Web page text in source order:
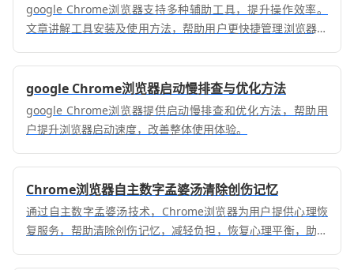
google Chrome浏览器支持多种辅助工具，提升操作效率。
文章讲解工具安装及使用方法，帮助用户更快捷管理浏览器功
google Chrome浏览器启动慢排查与优化方法
google Chrome浏览器提供启动慢排查和优化方法，帮助用
户提升浏览器启动速度，改善整体使用体验。
Chrome浏览器自主数字孟婆汤清除创伤记忆
通过自主数字孟婆汤技术，Chrome浏览器为用户提供心理恢
复服务，帮助清除创伤记忆，减轻负担，恢复心理平衡，助力